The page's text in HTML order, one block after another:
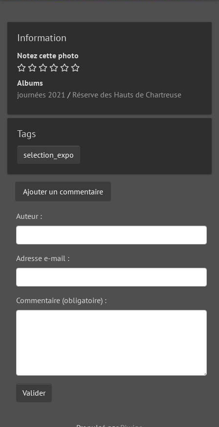
Information
Notez cette photo
Albums
journées 2021 / Réserve des Hauts de Chartreuse
Tags
selection_expo
Ajouter un commentaire
Auteur :
Adresse e-mail :
Commentaire (obligatoire) :
Valider